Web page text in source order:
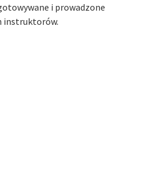
i prowadzone
instruktorów.